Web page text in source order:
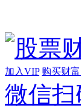
加入VIP 购买财
微信扫